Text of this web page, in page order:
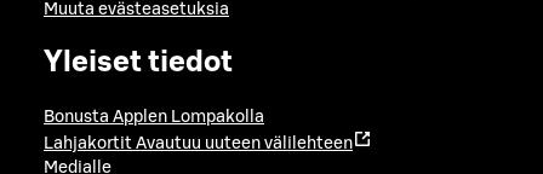
Muuta evästeasetuksia
Yleiset tiedot
Bonusta Applen Lompakolla
Lahjakortit Avautuu uuteen välilehteen
Medialle